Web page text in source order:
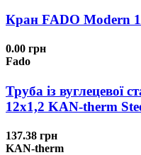
Кран FADO Modern
0.00 грн
Fado
Труба із вуглецевої
12x1,2 KAN-therm
137.38 грн
KAN-therm